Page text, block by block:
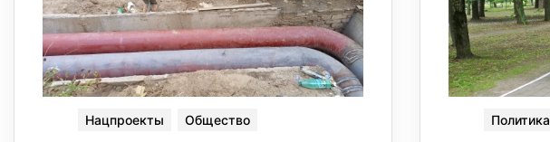
Нацпроекты Общество Политика